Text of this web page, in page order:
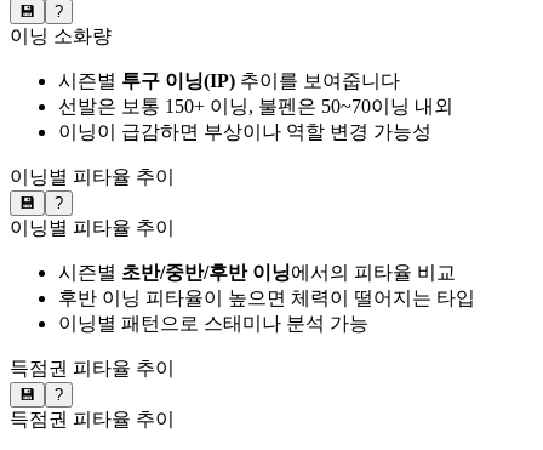
💾 ?
이닝 소화량
시즌별 투구 이닝(IP) 추이를 보여줍니다
선발은 보통 150+ 이닝, 불펜은 50~70이닝 내외
이닝이 급감하면 부상이나 역할 변경 가능성
이닝별 피타율 추이
💾 ?
이닝별 피타율 추이
시즌별 초반/중반/후반 이닝에서의 피타율 비교
후반 이닝 피타율이 높으면 체력이 떨어지는 타입
이닝별 패턴으로 스태미나 분석 가능
득점권 피타율 추이
💾 ?
득점권 피타율 추이